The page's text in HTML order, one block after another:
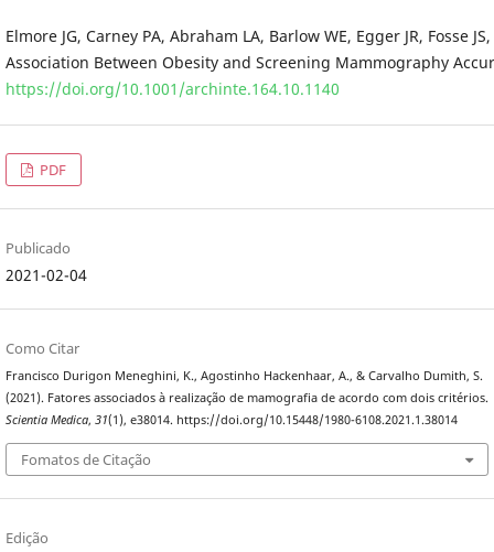
Elmore JG, Carney PA, Abraham LA, Barlow WE, Egger JR, Fosse
Association Between Obesity and Screening Mammography
https://doi.org/10.1001/archinte.164.10.1140
PDF
Publicado
2021-02-04
Como Citar
Francisco Durigon Meneghini, K., Agostinho Hackenhaar, A., & Carvalho Dumith, S.
(2021). Fatores associados à realização de mamografia de acordo com dois critérios.
Scientia Medica, 31(1), e38014. https://doi.org/10.15448/1980-6108.2021.1.38014
Fomatos de Citação
Edição